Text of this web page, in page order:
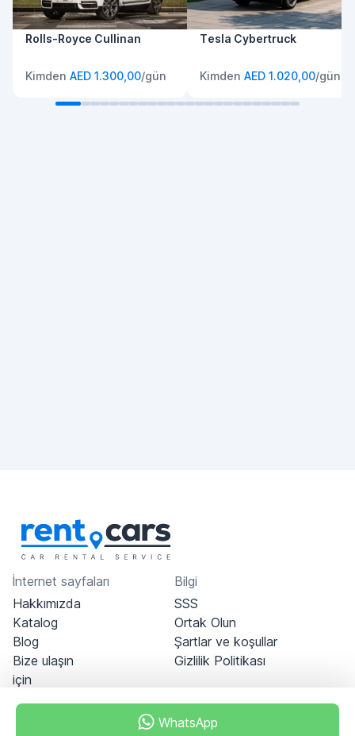
Rolls-Royce Cullinan
Kimden AED 1.300,00/gün
Tesla Cybertruck
Kimden AED 1.020,00/gün
WhatsApp
İnternet sayfaları
Hakkımızda
Katalog
Blog
Bize ulaşın
için
Bilgi
SSS
Ortak Olun
Şartlar ve koşullar
Gizlilik Politikası